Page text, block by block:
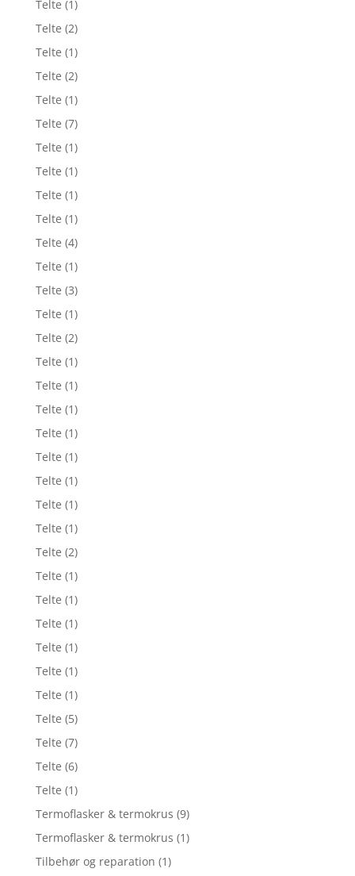
Telte (1)
Telte (2)
Telte (1)
Telte (2)
Telte (1)
Telte (7)
Telte (1)
Telte (1)
Telte (1)
Telte (1)
Telte (4)
Telte (1)
Telte (3)
Telte (1)
Telte (2)
Telte (1)
Telte (1)
Telte (1)
Telte (1)
Telte (1)
Telte (1)
Telte (1)
Telte (1)
Telte (2)
Telte (1)
Telte (1)
Telte (1)
Telte (1)
Telte (1)
Telte (1)
Telte (5)
Telte (7)
Telte (6)
Telte (1)
Termoflasker & termokrus (9)
Termoflasker & termokrus (1)
Tilbehør og reparation (1)